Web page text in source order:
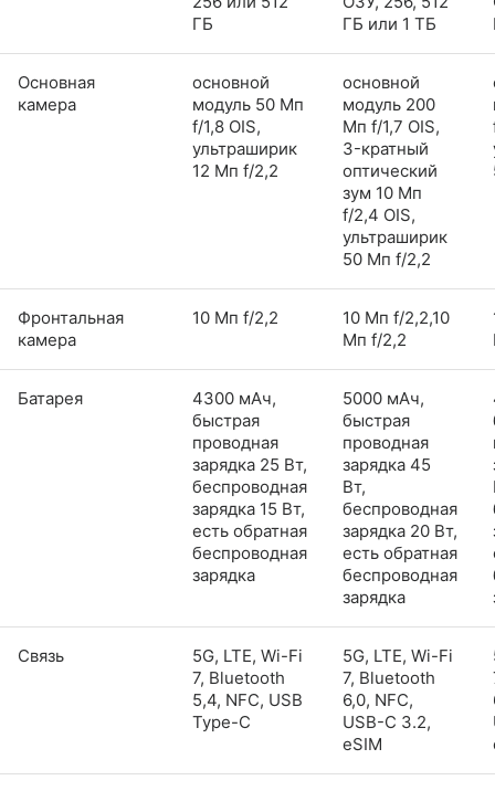
ГБ
ГБ или 1 ТБ
Основная
камера
основной
модуль 50 Мп
f/1,8 OIS,
ультраширик
12 Мп f/2,2
основной
модуль 200
Мп f/1,7 OIS,
3-кратный
оптический
зум 10 Мп
f/2,4 OIS,
ультраширик
50 Мп f/2,2
Фронтальная
камера
10 Мп f/2,2
10 Мп f/2,2,10
Мп f/2,2
Батарея
4300 мАч,
быстрая
проводная
зарядка 25 Вт,
беспроводная
зарядка 15 Вт,
есть обратная
беспроводная
зарядка
5000 мАч,
быстрая
проводная
зарядка 45
Вт,
беспроводная
зарядка 20 Вт,
есть обратная
беспроводная
зарядка
Связь
5G, LTE, Wi-Fi
7, Bluetooth
5,4, NFC, USB
Type-C
5G, LTE, Wi-Fi
7, Bluetooth
6,0, NFC,
USB-C 3.2,
eSIM